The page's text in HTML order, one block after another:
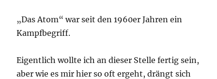
„Das Atom“ war seit den 1960er Jahren ein
Kampfbegriff.
Eigentlich wollte ich an dieser Stelle fertig sein,
aber wie es mir hier so oft ergeht, drängt sich